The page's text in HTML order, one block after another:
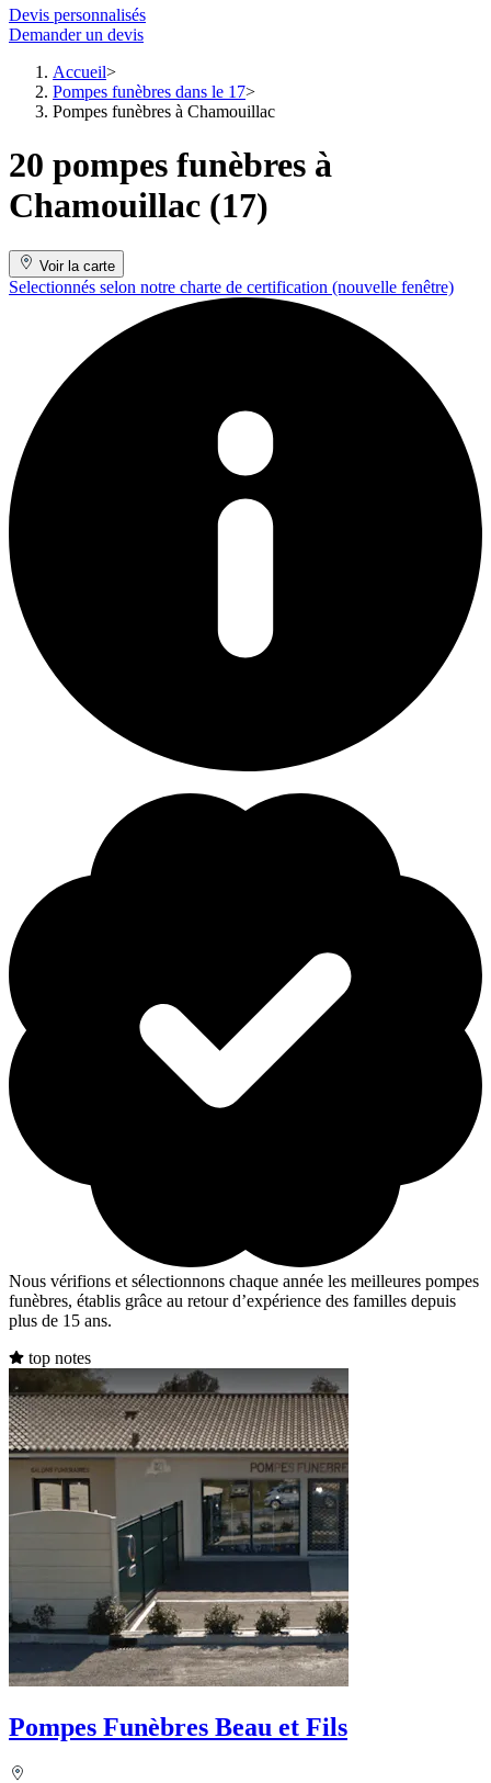
Devis personnalisés
Demander un devis
Accueil
Pompes funèbres dans le 17
Pompes funèbres à Chamouillac
20 pompes funèbres à
Chamouillac (17)
Voir la carte
Selectionnés selon notre charte de certification (nouvelle fenêtre)
Nous vérifions et sélectionnons chaque année les meilleures pompes
funèbres, établis grâce au retour d’expérience des familles depuis
plus de 15 ans.
top notes
Pompes Funèbres Beau et Fils